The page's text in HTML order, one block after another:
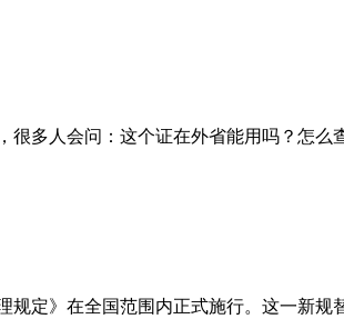
多人会问：这个证在外省能用吗？怎
定》在全国范围内正式施行。这一新